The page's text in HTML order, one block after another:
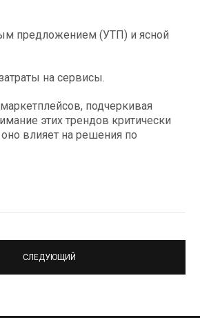
предложением (УТП) и ясной
на сервисы.
подчеркивая
этих трендов критически
влияет на решения по
СЛЕДУЮЩИЙ